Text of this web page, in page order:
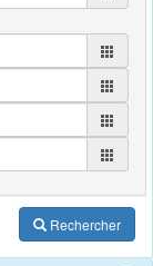
Rechercher